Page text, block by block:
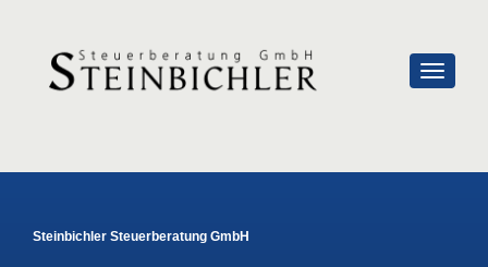
Steinbichler Steuerberatung GmbH